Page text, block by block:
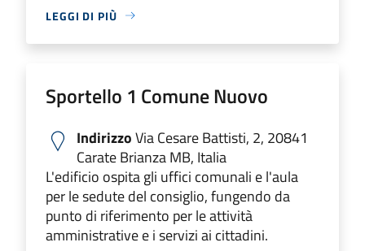
LEGGI DI PIÙ
Sportello 1 Comune Nuovo
IndirizzoVia Cesare Battisti, 2, 20841
Carate Brianza MB, Italia
L'edificio ospita gli uffici comunali e l'aula
per le sedute del consiglio, fungendo da
punto di riferimento per le attività
amministrative e i servizi ai cittadini.